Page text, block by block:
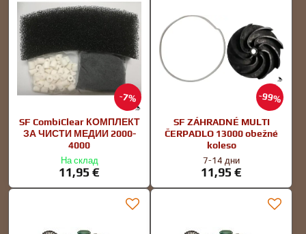
7%
SF CombiClear КОМПЛЕКТ
ЗА ЧИСТИ МЕДИИ 2000-
4000
На склад
11,95 €
99%
SF ZÁHRADNÉ MULTI
ČERPADLO 13000 obežné
koleso
7-14 дни
11,95 €